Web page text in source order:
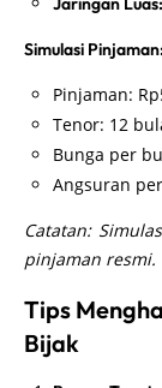
Simulasi Pinjaman:
Pinjaman:
Tenor: 12
Bunga per
Angsuran
Catatan:
pinjaman resmi.
Tips
Bijak